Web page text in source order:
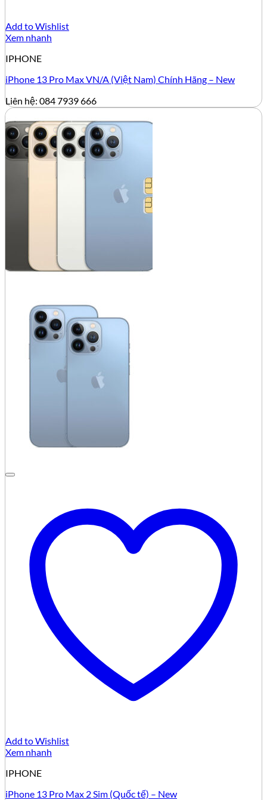
Add to Wishlist
Xem nhanh
IPHONE
iPhone 13 Pro Max VN/A (Việt Nam) Chính Hãng – New
Liên hệ: 084 7939 666
Add to Wishlist
Xem nhanh
IPHONE
iPhone 13 Pro Max 2 Sim (Quốc tế) – New